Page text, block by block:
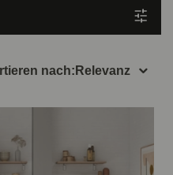
nach: Relevanz